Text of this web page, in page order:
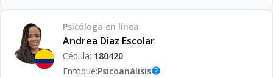
Psicóloga en línea
Andrea Diaz Escolar
Cédula: 180420
Enfoque:Psicoanálisishelp